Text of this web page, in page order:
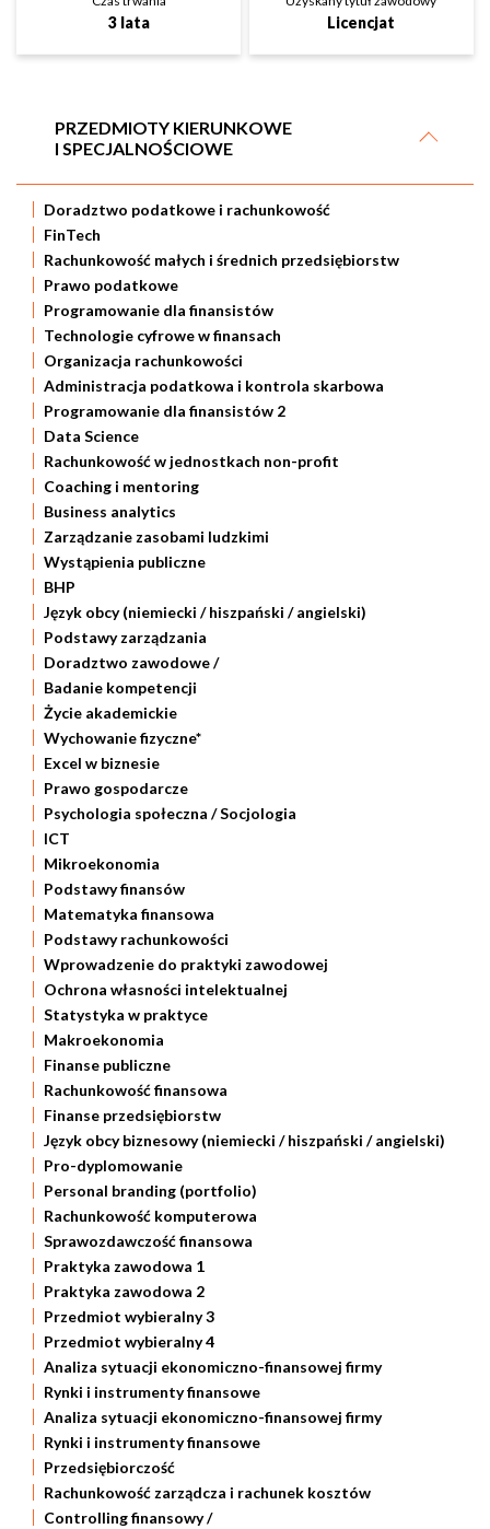
3 lata Licencjat
PRZEDMIOTY KIERUNKOWE
I SPECJALNOŚCIOWE
Doradztwo podatkowe i rachunkowość
FinTech
Rachunkowość małych i średnich przedsiębiorstw
Prawo podatkowe
Programowanie dla finansistów
Technologie cyfrowe w finansach
Organizacja rachunkowości
Administracja podatkowa i kontrola skarbowa
Programowanie dla finansistów 2
Data Science
Rachunkowość w jednostkach non-profit
Coaching i mentoring
Business analytics
Zarządzanie zasobami ludzkimi
Wystąpienia publiczne
BHP
Język obcy (niemiecki / hiszpański / angielski)
Podstawy zarządzania
Doradztwo zawodowe /
Badanie kompetencji
Życie akademickie
Wychowanie fizyczne*
Excel w biznesie
Prawo gospodarcze
Psychologia społeczna / Socjologia
ICT
Mikroekonomia
Podstawy finansów
Matematyka finansowa
Podstawy rachunkowości
Wprowadzenie do praktyki zawodowej
Ochrona własności intelektualnej
Statystyka w praktyce
Makroekonomia
Finanse publiczne
Rachunkowość finansowa
Finanse przedsiębiorstw
Język obcy biznesowy (niemiecki / hiszpański / angielski)
Pro-dyplomowanie
Personal branding (portfolio)
Rachunkowość komputerowa
Sprawozdawczość finansowa
Praktyka zawodowa 1
Praktyka zawodowa 2
Przedmiot wybieralny 3
Przedmiot wybieralny 4
Analiza sytuacji ekonomiczno-finansowej firmy
Rynki i instrumenty finansowe
Analiza sytuacji ekonomiczno-finansowej firmy
Rynki i instrumenty finansowe
Przedsiębiorczość
Rachunkowość zarządcza i rachunek kosztów
Controlling finansowy /